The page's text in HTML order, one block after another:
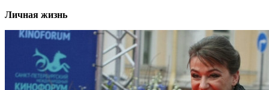
Личная жизнь